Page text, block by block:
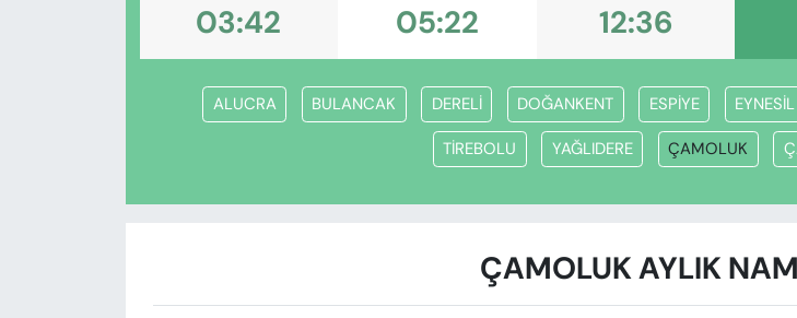
03:42 05:22 12:36
ALUCRA BULANCAK DERELİ DOĞANKENT ESPİYE EYNESİL
TİREBOLU YAĞLIDERE ÇAMOLUK
ÇAMOLUK AYLIK